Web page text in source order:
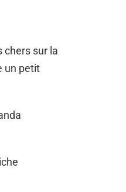
chers sur la
un petit